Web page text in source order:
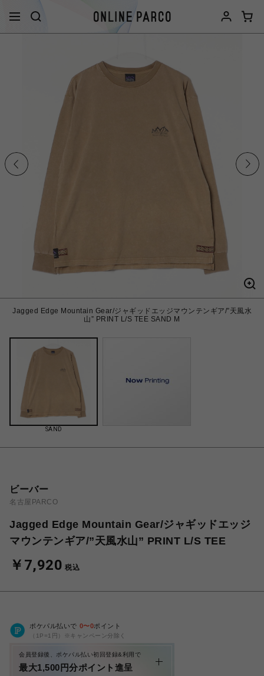
Jagged Edge Mountain Gear/ジャギッドエッジマウンテンギア/”天風水
山” PRINT L/S TEE SAND M
SAND
ビーバー
名古屋PARCO
Jagged Edge Mountain Gear/ジャギッドエッジ
マウンテンギア/”天風水山” PRINT L/S TEE
￥7,920 税込
ポケパル払いで 0〜0ポイント
（1P=1円）※キャンペーン分除く
会員登録後、ポケパル払い初回登録&利用で
最大1,500円分ポイント進呈